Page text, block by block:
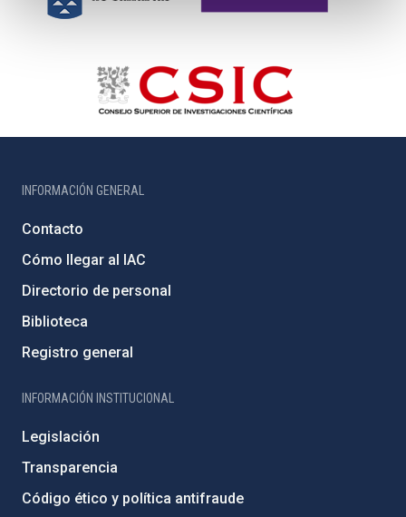
INFORMACIÓN GENERAL
Contacto
Cómo llegar al IAC
Directorio de personal
Biblioteca
Registro general
INFORMACIÓN INSTITUCIONAL
Legislación
Transparencia
Código ético y política antifraude